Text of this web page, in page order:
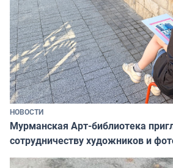
НОВОСТИ
Мурманская Арт-библиотека
сотрудничеству художников и